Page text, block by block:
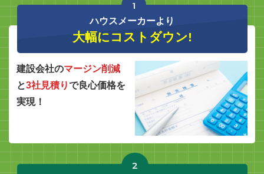
1
ハウスメーカーより
大幅にコストダウン!
建設会社のマージン削減
と3社見積りで良心価格を
実現！
2